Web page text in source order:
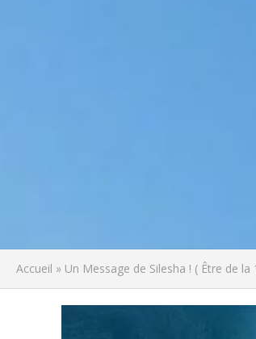
Accueil » Un Message de Silesha ! ( Être de